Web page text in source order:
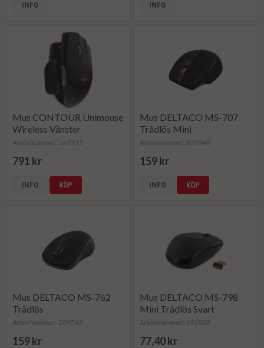
INFO INFO
Mus CONTOUR Unimouse
Wireless Vänster
Artikelnummer: 167915
791 kr
INFO KÖP
Mus DELTACO MS-707
Trådlös Mini
Artikelnummer: 209548
159 kr
INFO KÖP
Mus DELTACO MS-762
Trådlös
Artikelnummer: 209547
159 kr
Mus DELTACO MS-798
Mini Trådlös Svart
Artikelnummer: 192888
77,40 kr